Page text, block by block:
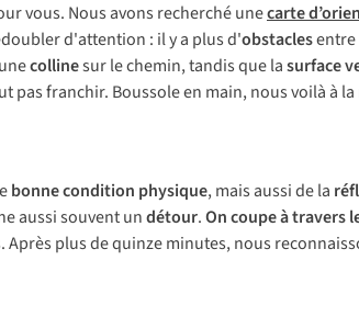
vous. Nous avons recherché unecarte
d'attention : il y a plus d'obstacles
collinesur le chemin, tandis que lasurface
pas franchir. Boussole en main, nous voilà à
bonne condition physique, mais aussi de la
aussi souvent undétour.On coupe à travers
plus de quinze minutes, nous